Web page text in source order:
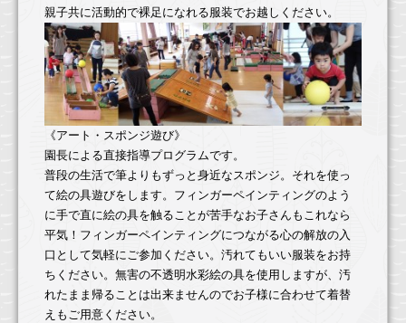
2026年度満３歳児園児募集要項
入園前のお子様向けプログラム
お問い合わせ
求人情報
アクセス
Facebook
在園児用提出書類
親子共に活動的で裸足になれる服装でお越しください。
《アート・スポンジ遊び》
園長による直接指導プログラムです。
普段の生活で筆よりもずっと身近なスポンジ。それを使っ
て絵の具遊びをします。フィンガーペインティングのよう
に手で直に絵の具を触ることが苦手なお子さんもこれなら
平気！フィンガーペインティングにつながる心の解放の入
口として気軽にご参加ください。汚れてもいい服装をお持
ちください。無害の不透明水彩絵の具を使用しますが、汚
れたまま帰ることは出来ませんのでお子様に合わせて着替
えもご用意ください。